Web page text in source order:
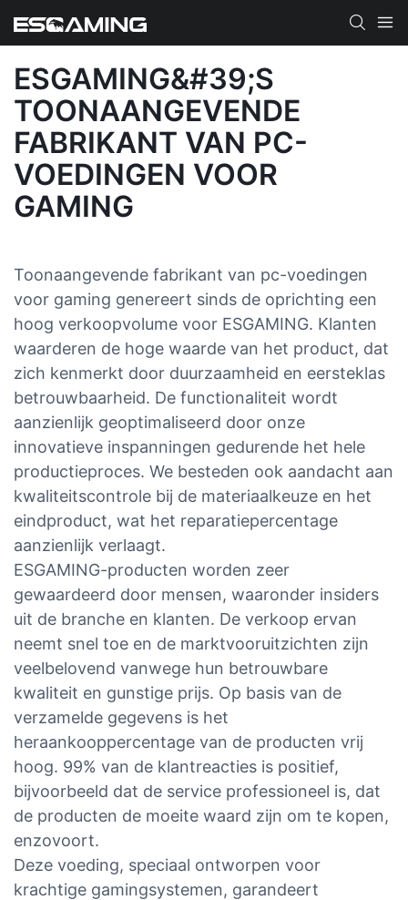
ESGAMING&#39;S
TOONAANGEVENDE
FABRIKANT VAN PC-
VOEDINGEN VOOR
GAMING
Toonaangevende fabrikant van pc-voedingen
voor gaming genereert sinds de oprichting een
hoog verkoopvolume voor ESGAMING. Klanten
waarderen de hoge waarde van het product, dat
zich kenmerkt door duurzaamheid en eersteklas
betrouwbaarheid. De functionaliteit wordt
aanzienlijk geoptimaliseerd door onze
innovatieve inspanningen gedurende het hele
productieproces. We besteden ook aandacht aan
kwaliteitscontrole bij de materiaalkeuze en het
eindproduct, wat het reparatiepercentage
aanzienlijk verlaagt.
ESGAMING-producten worden zeer
gewaardeerd door mensen, waaronder insiders
uit de branche en klanten. De verkoop ervan
neemt snel toe en de marktvooruitzichten zijn
veelbelovend vanwege hun betrouwbare
kwaliteit en gunstige prijs. Op basis van de
verzamelde gegevens is het
heraankooppercentage van de producten vrij
hoog. 99% van de klantreacties is positief,
bijvoorbeeld dat de service professioneel is, dat
de producten de moeite waard zijn om te kopen,
enzovoort.
Deze voeding, speciaal ontworpen voor
krachtige gamingsystemen, garandeert